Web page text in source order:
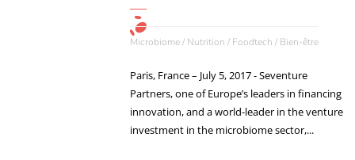
Microbiome / Nutrition / Foodtech / Bien-être
Paris, France – July 5, 2017 - Seventure
Partners, one of Europe’s leaders in financing
innovation, and a world-leader in the venture
investment in the microbiome sector,...